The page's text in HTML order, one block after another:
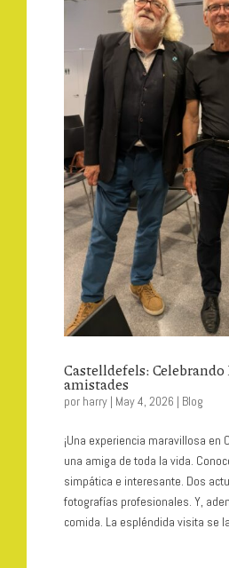
Castelldefels:
amistades
por harry| May 4, 2026 | Blog
¡Una experiencia maravillosa en
una amiga de toda la vida.
simpática e interesante. Dos
fotografías profesionales. Y,
comida. La espléndida visita se